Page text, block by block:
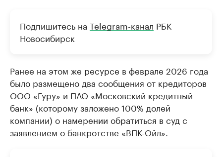
Подпишитесь на Telegram-канал РБК
Новосибирск
Ранее на этом же ресурсе в феврале 2026 года
было размещено два сообщения от кредиторов
ООО «Гуру» и ПАО «Московский кредитный
банк» (которому заложено 100% долей
компании) о намерении обратиться в суд с
заявлением о банкротстве «ВПК-Ойл».